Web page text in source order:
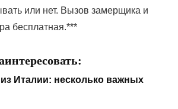
или нет. Вызов замерщика и
бесплатная.***
Италии: несколько важных